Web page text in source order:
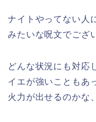
ナイトやってない人
みたいな呪文でござ
どんな状況にも対応
イエが強いこともあ
火力が出せるのかな